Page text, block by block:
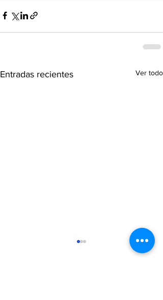
Entradas recientes Ver todo